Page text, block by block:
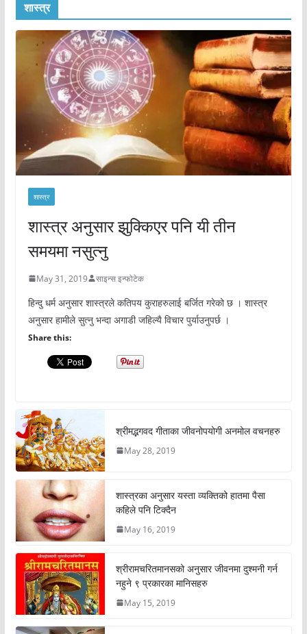
शास्त्र
शास्त्र
शास्त्र अनुसार झुक्किएर पनि यी तीन
समयमा नसुत्नु
May 31, 2019 साइन्स इन्फोटेक
हिन्दु धर्म अनुसार शास्त्रले कतिपय कुराहरुलाई बर्जित गरेको छ । शास्त्र
अनुसार हामीले सुत्नु भन्दा अगाडी जहिल्यै विचार पुर्याउनुपर्छ ।
Share this:
श्रीमद्भगवद गीताका जीवनोपयोगी अनमोल वचनहरु
May 28, 2019
शास्त्रका अनुसार यस्ता व्यक्तिको हातमा पैसा
कहिले पनि टिक्दैन
May 16, 2019
श्रीरामचरितमानसको अनुसार जीवनमा दुश्मनी गर्न
नहुने ९ प्रकारका मानिसहरु
May 15, 2019